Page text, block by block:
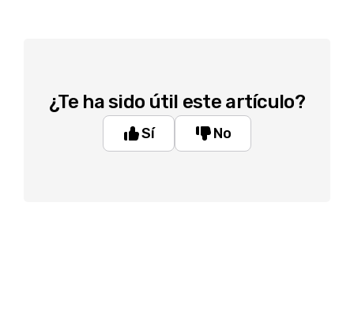
¿Te ha sido útil este artículo?
Sí No